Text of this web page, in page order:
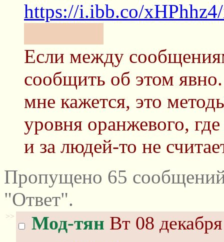
https://i.ibb.co/
Если между
сообщить об этом
мне кажется, это
уровня оранжевого,
и за людей-то не
Пропущено 65
"Ответ".
>> Мод-тян Вт 08